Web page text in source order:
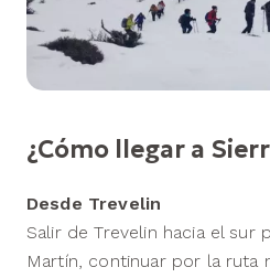
¿Cómo llegar a
Desde Trevelin
Salir de Trevelin hacia el sur
Martín, continuar por la ruta